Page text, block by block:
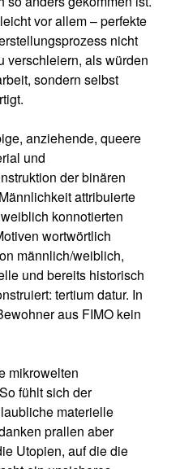
vor allem – perfekte
nicht
verschleiern, als würden
sondern selbst
anziehende, queere
und
der binären
attribuierte
konnotierten
wortwörtlich
männlich/weiblich,
und bereits historisch
tertium datur. In
aus FIMO kein
mikrowelten
fühlt sich der
materielle
prallen aber
Utopien, auf die die